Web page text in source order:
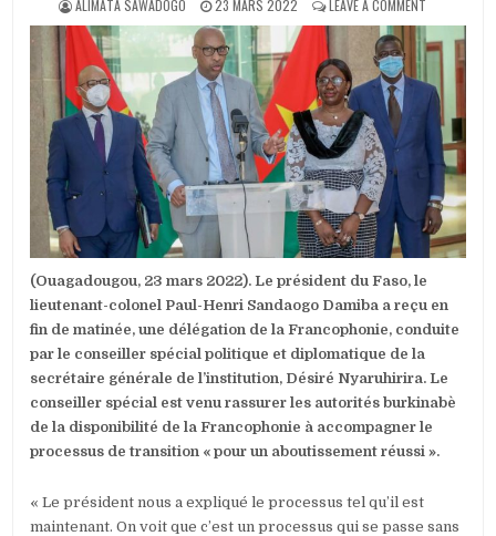
AUTHOR:
ALIMATA SAWADOGO
PUBLISHED
DATE:
23 MARS 2022 LEAVE A COMMENT
TRANSITION
POLITIQUE
LA
DISPOSÉE
PROCESSUS
(Ouagadougou, 23 mars 2022). Le président du Faso, le
lieutenant-colonel Paul-Henri Sandaogo Damiba a reçu en
fin de matinée, une délégation de la Francophonie, conduite
par le conseiller spécial politique et diplomatique de la
secrétaire générale de l’institution, Désiré Nyaruhirira. Le
conseiller spécial est venu rassurer les autorités burkinabè
de la disponibilité de la Francophonie à accompagner le
processus de transition « pour un aboutissement réussi ».
« Le président nous a expliqué le processus tel qu’il est
maintenant. On voit que c’est un processus qui se passe sans